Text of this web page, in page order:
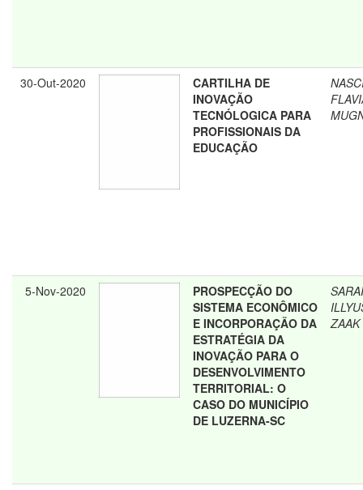
30-Out-2020
CARTILHA DE
INOVAÇÃO
TECNÓLOGICA PARA
PROFISSIONAIS DA
EDUCAÇÃO
5-Nov-2020
PROSPECÇÃO DO
SISTEMA ECONÔMICO
E INCORPORAÇÃO DA
ESTRATÉGIA DA
INOVAÇÃO PARA O
DESENVOLVIMENTO
TERRITORIAL: O
CASO DO MUNICÍPIO
DE LUZERNA-SC
ZAAK